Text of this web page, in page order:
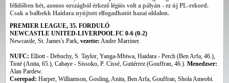
félidőben hét, azonos országból érkező légiós volt a pályán - ez új PL-rekord.
Csak a balbekk Haidara nyújtott elfogadhatót hazai oldalon.
PREMIER LEAGUE, 35. FORDULÓ
NEWCASTLE UNITED-LIVERPOOL FC 0-6 (0-2)
Newcastle, St. James's Park, vezette: Andre Marriner.
NUFC: Elliott - Debuchy, S. Taylor, Yanga-Mbiwa, Haidara - Perch (Ben Arfa, 46.),
Tioté (Anita, 65.), Cabaye - Sissoko, P. Cissé, Gutiérrez (Gouffran, 46.). Menedzser:
Alan Pardew.
Cserepad: Harper, Williamson, Gosling, Anita, Ben Arfa, Gouffran, Shola Ameobi.